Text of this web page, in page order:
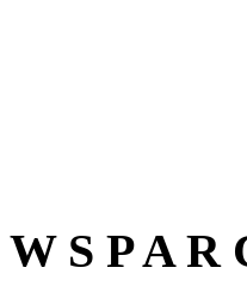
W S P A R